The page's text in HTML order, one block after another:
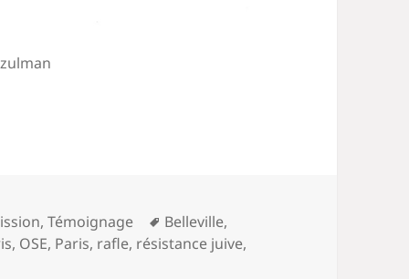
,Témoignage
Mots-
clés
Belleville,
, OSE, Paris, rafle, résistance juive,